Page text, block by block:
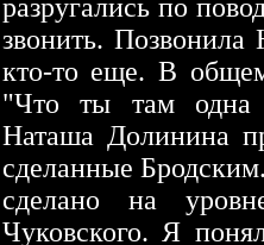
разругались по
звонить.
кто-то еще. В
"Что ты там одна
Наташа Долинина
сделанные
сделано на
Чуковского. Я